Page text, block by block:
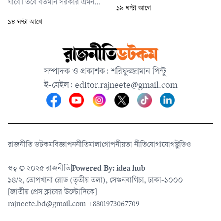
যাবে। তবে বর্তমান সরকার এমন
যেখানে দেশের শিক্ষার্থীরা আবার
১৮ ঘণ্টা আগে
১৯ ঘণ্টা আগে
সম্পাদক ও প্রকাশক: শরিফুজ্জামান পিন্টু
ই-মেইল: editor.rajneete@gmail.com
রাজনীতি ডটকমবিজ্ঞাপননীতিমালাগোপনীয়তা নীতিযোগাযোগস্টুডিও
স্বত্ব © ২০২৫ রাজনীতিPowered By: idea hub
১৪/২, তোপখানা রোড (তৃতীয় তলা), সেগুনবাগিচা, ঢাকা-১০০০
[জাতীয় প্রেস ক্লাবের উল্টোদিকে]
rajneete.bd@gmail.com +8801973067709